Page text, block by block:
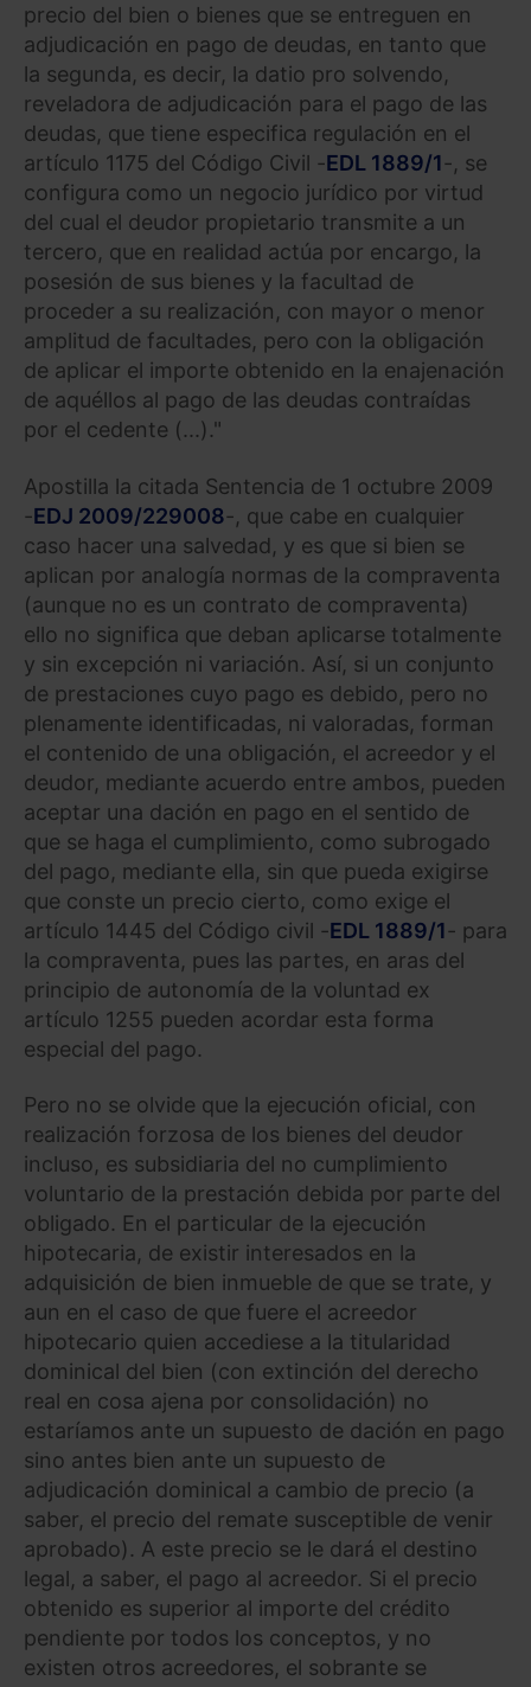
precio del bien o bienes que se entreguen en
adjudicación en pago de deudas, en tanto que
la segunda, es decir, la datio pro solvendo,
reveladora de adjudicación para el pago de las
deudas, que tiene especifica regulación en el
artículo 1175 del Código Civil -EDL 1889/1-, se
configura como un negocio jurídico por virtud
del cual el deudor propietario transmite a un
tercero, que en realidad actúa por encargo, la
posesión de sus bienes y la facultad de
proceder a su realización, con mayor o menor
amplitud de facultades, pero con la obligación
de aplicar el importe obtenido en la enajenación
de aquéllos al pago de las deudas contraídas
por el cedente (...)."
Apostilla la citada Sentencia de 1 octubre 2009
-EDJ 2009/229008-, que cabe en cualquier
caso hacer una salvedad, y es que si bien se
aplican por analogía normas de la compraventa
(aunque no es un contrato de compraventa)
ello no significa que deban aplicarse totalmente
y sin excepción ni variación. Así, si un conjunto
de prestaciones cuyo pago es debido, pero no
plenamente identificadas, ni valoradas, forman
el contenido de una obligación, el acreedor y el
deudor, mediante acuerdo entre ambos, pueden
aceptar una dación en pago en el sentido de
que se haga el cumplimiento, como subrogado
del pago, mediante ella, sin que pueda exigirse
que conste un precio cierto, como exige el
artículo 1445 del Código civil -EDL 1889/1- para
la compraventa, pues las partes, en aras del
principio de autonomía de la voluntad ex
artículo 1255 pueden acordar esta forma
especial del pago.
Pero no se olvide que la ejecución oficial, con
realización forzosa de los bienes del deudor
incluso, es subsidiaria del no cumplimiento
voluntario de la prestación debida por parte del
obligado. En el particular de la ejecución
hipotecaria, de existir interesados en la
adquisición de bien inmueble de que se trate, y
aun en el caso de que fuere el acreedor
hipotecario quien accediese a la titularidad
dominical del bien (con extinción del derecho
real en cosa ajena por consolidación) no
estaríamos ante un supuesto de dación en pago
sino antes bien ante un supuesto de
adjudicación dominical a cambio de precio (a
saber, el precio del remate susceptible de venir
aprobado). A este precio se le dará el destino
legal, a saber, el pago al acreedor. Si el precio
obtenido es superior al importe del crédito
pendiente por todos los conceptos, y no
existen otros acreedores, el sobrante se